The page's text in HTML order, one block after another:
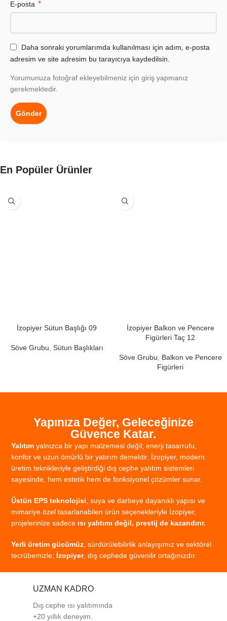
E-posta *
Daha sonraki yorumlarımda kullanılması için adım, e-posta
adresim ve site adresim bu tarayıcıya kaydedilsin.
Yorumunuza fotoğraf ekleyebilmeniz için giriş yapmanız
gerekmektedir.
En Popüler Ürünler
İzopiyer Sütun Başlığı 09
Söve Grubu Sütun Başlıkları
İzopiyer Balkon ve Pencere
Figürleri Taç 12
Söve Grubu
Balkon ve Pencere
Figürleri
Yapınıza Değer, Geleceğinize
Güvence Katar.
Yalıtım yalnızca bir yapı malzemesi değil; enerji tasarrufu,
konfor ve uzun ömürlü bir yatırım demektir. İzopiyer, modern
üretim teknikleriyle geliştirdiği dış cephe yalıtım sistemleri
sayesinde, hem estetik hem de fonksiyonel çözümler sunar.
Üstün EPS teknolojisi suya ve darbeye dayanıklı yapısı ve
mimariye özel tasarlanabilen ürün seçenekleriyle İzopiyer,
projelerinize sadece ısı yalıtımı değil, prestij de kazandırır.
Yerli üretim gücümüz sürdürülebilirlik anlayışımız ve sektörel
tecrübemizle; İzopiyer, dış cephede güvenilir ortağınızdır.
UZMAN KADRO
Dış cephe ısı yalıtımında
+20 yıllık deneyim.